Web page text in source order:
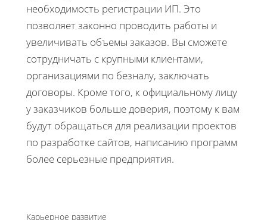
необходимость регистрации ИП. Это
позволяет законно проводить работы и
увеличивать объемы заказов. Вы сможете
сотрудничать с крупными клиентами,
организациями по безналу, заключать
договоры. Кроме того, к официальному лицу
у заказчиков больше доверия, поэтому к вам
будут обращаться для реализации проектов
по разработке сайтов, написанию программ
более серьезные предприятия.
Карьерное развитие